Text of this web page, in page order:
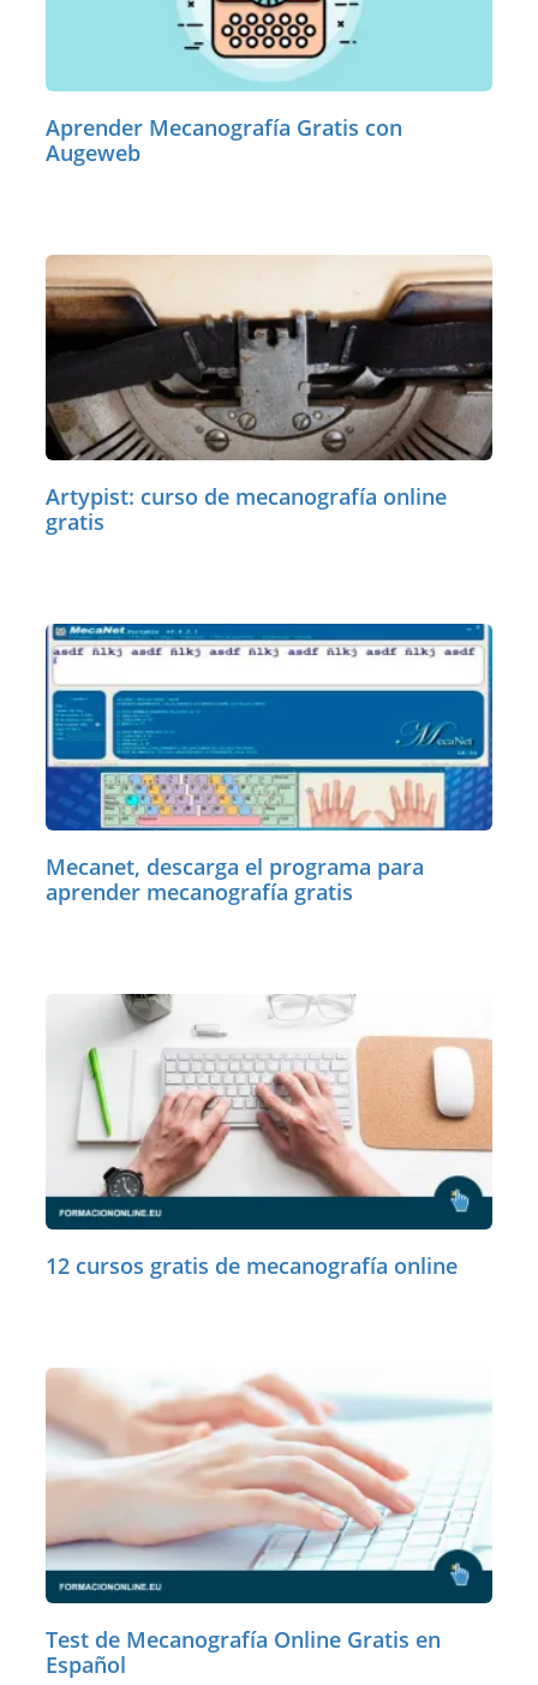
Aprender Mecanografía Gratis con
Augeweb
Artypist: curso de mecanografía online
gratis
Mecanet, descarga el programa para
aprender mecanografía gratis
12 cursos gratis de mecanografía online
Test de Mecanografía Online Gratis en
Español